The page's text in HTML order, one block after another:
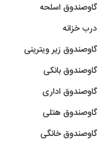
گاوصندوق اسلحه
درب خزانه
گاوصندوق زیر ویترینی
گاوصندوق بانکی
گاوصندوق اداری
گاوصندوق هتلی
گاوصندوق خانگی